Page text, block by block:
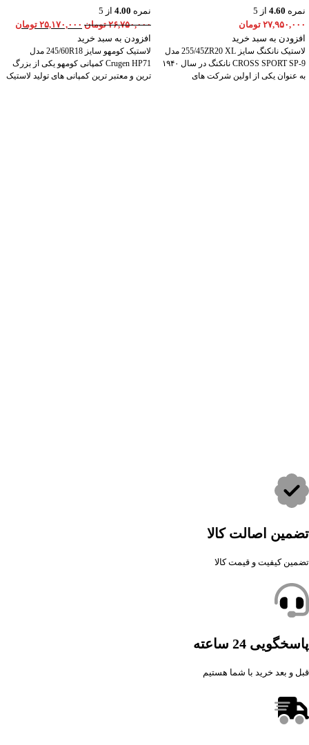
نمره 4.60 از 5
۲۷,۹۵۰,۰۰۰ تومان
افزودن به سبد خرید
لاستیک نانکنگ سایز 255/45ZR20 XL مدل
CROSS SPORT SP-9 نانکنگ در سال ۱۹۴۰
به عنوان یکی از اولین شرکت های
نمره 4.00 از 5
۲۶,۷۵۰,۰۰۰ تومان ۲۵,۱۷۰,۰۰۰ تومان
افزودن به سبد خرید
لاستیک کومهو سایز 245/60R18 مدل
Crugen HP71 کمپانی کومهو یکی از بزرگ
ترین و معتبر ترین کمپانی های تولید لاستیک
تضمین اصالت کالا
تضمین کیفیت و قیمت کالا
پاسخگویی 24 ساعته
قبل و بعد خرید با شما هستیم